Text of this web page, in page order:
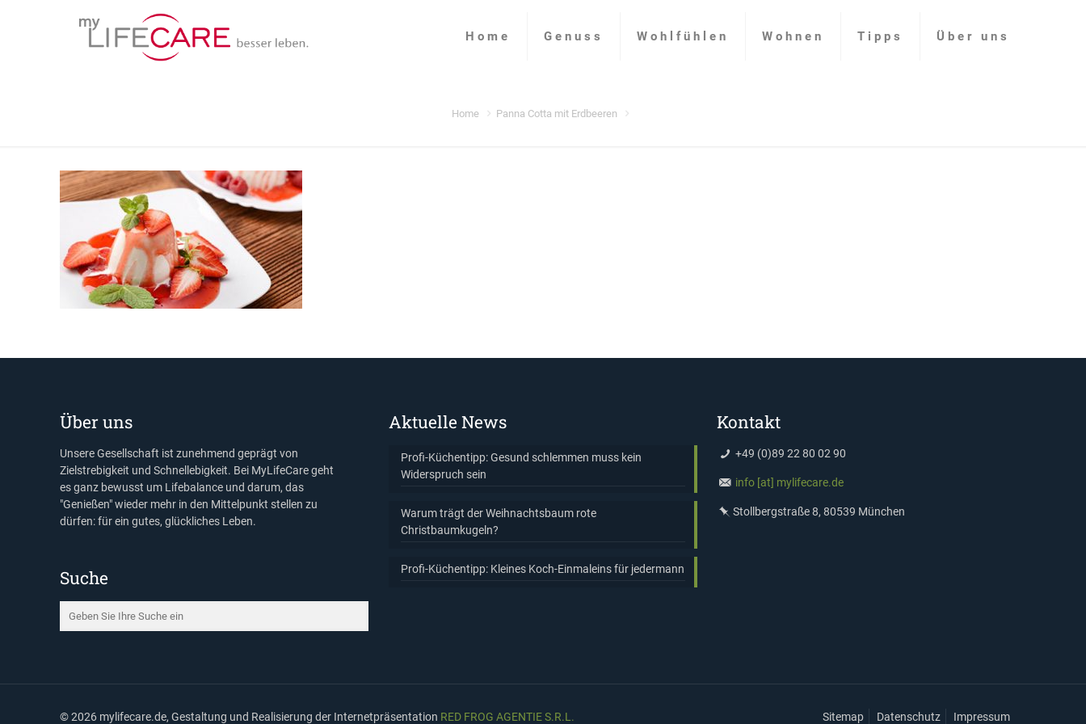
Home Genuss Wohlfühlen Wohnen Tipps Über uns
Home Panna Cotta mit Erdbeeren
Über uns
Unsere Gesellschaft ist zunehmend geprägt von
Zielstrebigkeit und Schnellebigkeit. Bei MyLifeCare geht
es ganz bewusst um Lifebalance und darum, das
"Genießen" wieder mehr in den Mittelpunkt stellen zu
dürfen: für ein gutes, glückliches Leben.
Suche
Aktuelle News
Profi-Küchentipp: Gesund schlemmen muss kein
Widerspruch sein
Warum trägt der Weihnachtsbaum rote
Christbaumkugeln?
Profi-Küchentipp: Kleines Koch-Einmaleins für jedermann
Kontakt
+49 (0)89 22 80 02 90
info [at] mylifecare.de
Stollbergstraße 8, 80539 München
©2026 mylifecare.de, Gestaltung und Realisierung der Internetpräsentation RED FROG AGENTIE S.R.L. Sitemap Datenschutz Impressum